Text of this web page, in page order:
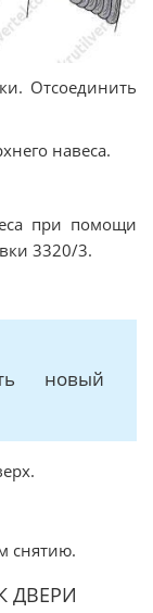
Отсоединить
навеса.
при помощи
3320/3.
новый
снятию.
ДВЕРИ